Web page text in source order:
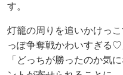
す。
灯籠の周りを追いかけっ
っぽ争奪戦かわいすぎる♡
「どっちが勝ったのか気